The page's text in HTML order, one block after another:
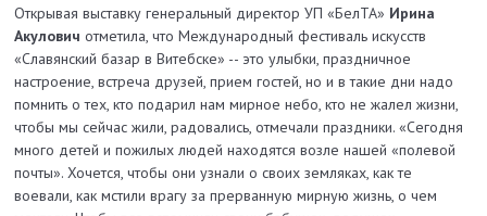
Открывая выставку генеральный директор УП «БелТА» Ирина
Акулович отметила, что Международный фестиваль искусств
«Славянский базар в Витебске» -- это улыбки, праздничное
настроение, встреча друзей, прием гостей, но и в такие дни надо
помнить о тех, кто подарил нам мирное небо, кто не жалел жизни,
чтобы мы сейчас жили, радовались, отмечали праздники. «Сегодня
много детей и пожилых людей находятся возле нашей «полевой
почты». Хочется, чтобы они узнали о своих земляках, как те
воевали, как мстили врагу за прерванную мирную жизнь, о чем